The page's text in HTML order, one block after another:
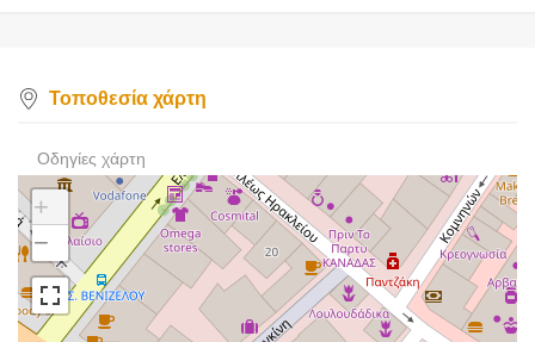
Τοποθεσία χάρτη
Οδηγίες χάρτη
+
−